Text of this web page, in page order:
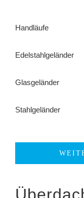
Handläufe
Edelstahlgeländer
Glasgeländer
Stahlgeländer